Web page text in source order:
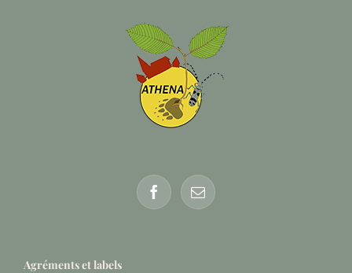
Agréments et labels